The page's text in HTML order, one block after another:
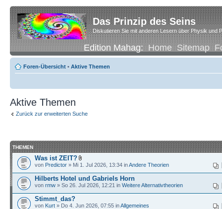
Das Prinzip des Seins
Diskutieren Sie mit anderen Lesern über Physik und
Edition Mahag:Home Sitemap
Foren-Übersicht • Aktive Themen
Aktive Themen
Zurück zur erweiterten Suche
THEMEN
Was ist ZEIT?
von Predictor » Mi 1. Jul 2026, 13:34 inAndere Theorien
Hilberts Hotel und Gabriels Horn
von rmw » So 26. Jul 2026, 12:21 in Weitere Alternativtheorien
Stimmt_das?
von Kurt » Do 4. Jun 2026, 07:55 inAllgemeines